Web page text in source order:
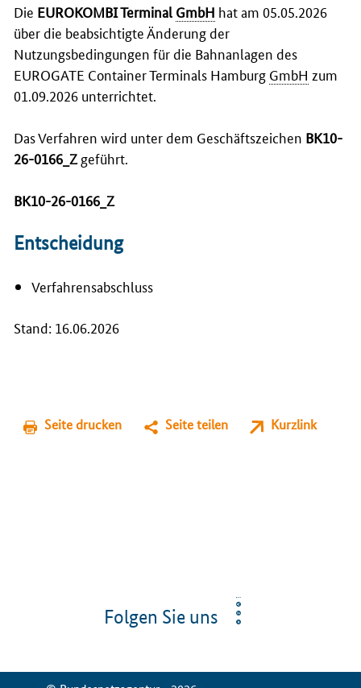
Die EUROKOMBI Terminal GmbH hat am 05.05.2026
über die beabsichtigte Änderung der
Nutzungsbedingungen für die Bahnanlagen des
EUROGATE Container Terminals Hamburg GmbH zum
01.09.2026 unterrichtet.
Das Verfahren wird unter dem Geschäftszeichen BK10-
26-0166_Z geführt.
BK10-26-0166_Z
Entscheidung
Verfahrensabschluss
Stand: 16.06.2026
Seite drucken Seite teilen Kurzlink
Folgen Sie uns